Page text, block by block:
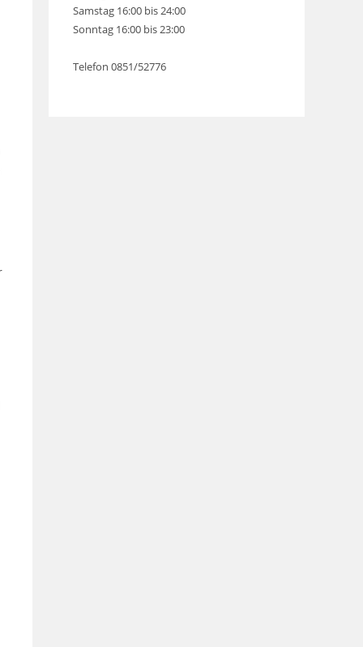
Samstag 16:00 bis 24:00
Sonntag 16:00 bis 23:00
Telefon 0851/52776